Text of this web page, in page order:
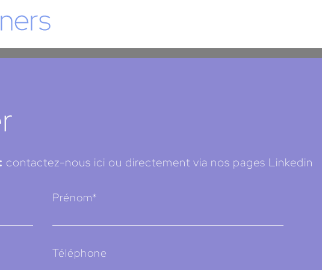
contactez-nous ici ou directement via nos pages Linkedin
Prénom*
Téléphone